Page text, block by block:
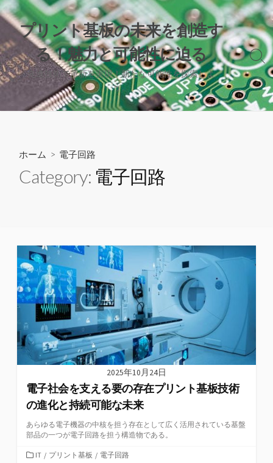
コ
ン
テ
ン
ツ
へ
キ
プリント基板の未来を創造す
る！魅力と可能性に迫る
先進技術で革新を実現！新たな可能性を探索しよ
う。
検
索
切
り
替
ホーム > 電子回路
Category: 電子回路
2025年10月24日
電子社会を支える要の存在プリント基板技術
の進化と持続可能な未来
あらゆる電子機器の中核を担う存在として広く活用されている基盤
部品の一つが電子回路を担う構造物である。
カIT / プリント基板 / 電子回路